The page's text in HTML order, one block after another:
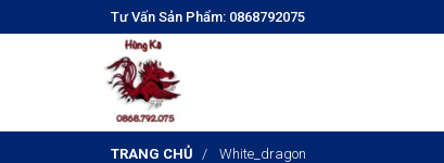
Tư Vấn Sản Phẩm: 0868792075
TRANG CHỦ White_dragon